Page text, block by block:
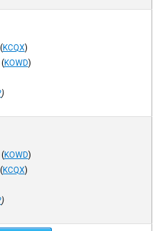
(KCQX)
(KOWD)
)
(KOWD)
(KCQX)
)